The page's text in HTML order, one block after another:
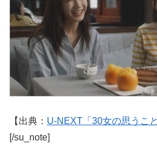
【出典： U-NEXT「30女の思うこ
[/su_note]